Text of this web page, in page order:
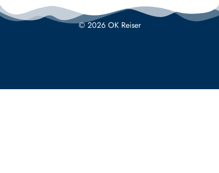
© 2026 OK Reiser